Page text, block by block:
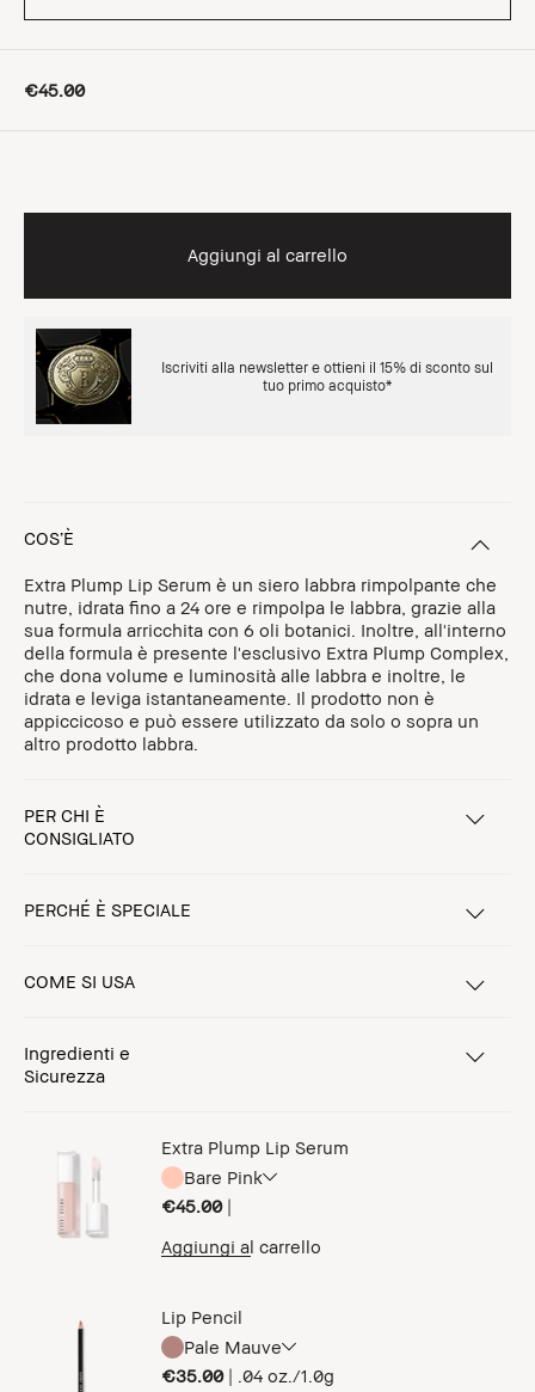
€45.00
Aggiungi al carrello
Iscriviti alla newsletter e ottieni il 15% di sconto sul
tuo primo acquisto*
COS’È
Extra Plump Lip Serum è un siero labbra rimpolpante che
nutre, idrata fino a 24 ore e rimpolpa le labbra, grazie alla
sua formula arricchita con 6 oli botanici. Inoltre, all'interno
della formula è presente l'esclusivo Extra Plump Complex,
che dona volume e luminosità alle labbra e inoltre, le
idrata e leviga istantaneamente. Il prodotto non è
appiccicoso e può essere utilizzato da solo o sopra un
altro prodotto labbra.
PER CHI È
CONSIGLIATO
PERCHÉ È SPECIALE
COME SI USA
Ingredienti e
Sicurezza
Extra Plump Lip Serum
Bare Pink
€45.00 |
Aggiungi al carrello
Lip Pencil
Pale Mauve
€35.00 | .04 oz./1.0g